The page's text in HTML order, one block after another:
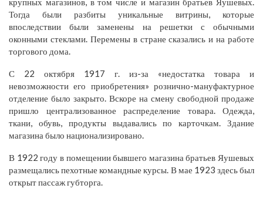
Тогда были разбиты уникальные витрины, которые
впоследствии были заменены на решетки с обычными
оконными стеклами. Перемены в стране сказались и на работе
торгового дома.
С 22 октября 1917 г. из-за «недостатка товара и
невозможности его приобретения» рознично-мануфактурное
отделение было закрыто. Вскоре на смену свободной продаже
пришло централизованное распределение товара. Одежда,
ткани, обувь, продукты выдавались по карточкам. Здание
магазина было национализировано.
В 1922 году в помещении бывшего магазина братьев Яушевых
размещались пехотные командные курсы. В мае 1923 здесь был
открыт пассаж губторга.